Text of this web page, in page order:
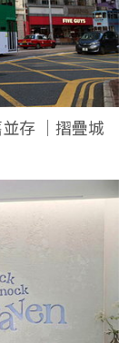
存 ｜摺疊城